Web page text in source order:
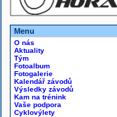
Menu
O nás
Aktuality
Tým
Fotoalbum
Fotogalerie
Kalendář závodů
Výsledky závodů
Kam na trénink
Vaše podpora
Cyklovýlety